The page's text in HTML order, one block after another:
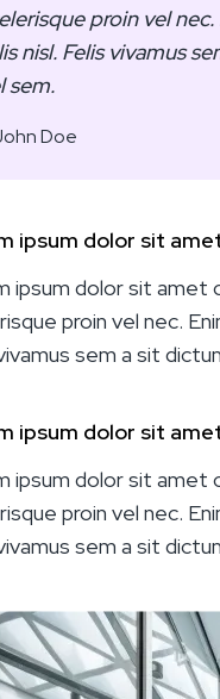
proin vel
nisl. Felis vivamus
sem.
Doe
ipsum dolor sit
ipsum dolor sit amet
proin vel nec.
sem a sit
ipsum dolor sit
ipsum dolor sit amet
proin vel nec.
sem a sit